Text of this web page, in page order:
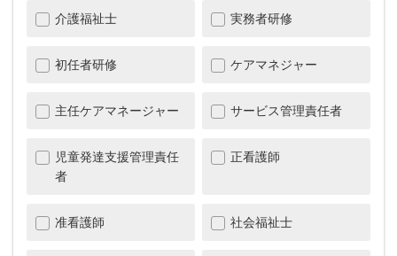
介護福祉士 実務者研修
初任者研修 ケアマネジャー
主任ケアマネージャー サービス管理責任者
児童発達支援管理責任
者
正看護師
准看護師 社会福祉士